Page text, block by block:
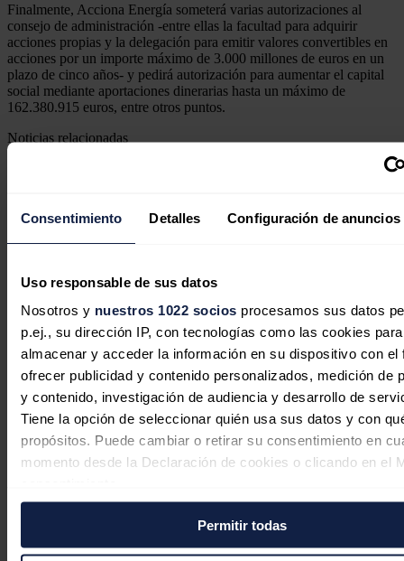
Consentimiento Detalles Configuración de anuncios
Uso responsable de sus datos
Nosotros y nuestros 1022 socios procesamos sus datos
p.ej., su dirección IP, con tecnologías como las cookies para
almacenar y acceder la información en su dispositivo con el
ofrecer publicidad y contenido personalizados, medición de
y contenido, investigación de audiencia y desarrollo de
Tiene la opción de seleccionar quién usa sus datos y con
propósitos. Puede cambiar o retirar su consentimiento en
momento desde la Declaración de cookies o clicando en el
Si lo permite, también quisiéramos:
Recopilar información sobre su ubicación geográfica
Permitir todas
Finalmente, Acciona Energía someterá varias autorizaciones al
consejo de administración -entre ellas la facultad para adquirir
acciones propias y la delegación para emitir valores convertibles en
acciones por un importe máximo de 3.000 millones de euros en un
plazo de cinco años- y pedirá autorización para aumentar el capital
social mediante aportaciones dinerarias hasta un máximo de
162.380.915 euros, entre otros puntos.
Noticias relacionadas
Entrecanales celebra el apetito
mantiene que su venta es improbable
Redacción31/07/2026
Magtel se adjudica el concurso del
nudo Narcea para construir una